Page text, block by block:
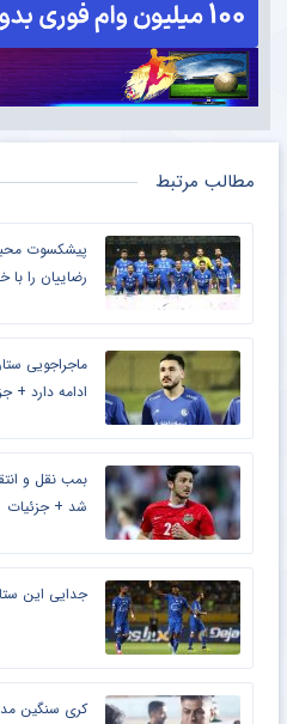
مطالب مرتبط
پیشکسوت
رضاییان را
ماجراجویی
ادامه دارد +
بمب نقل و
شد + جزئیات
جدایی این
کری سنگین